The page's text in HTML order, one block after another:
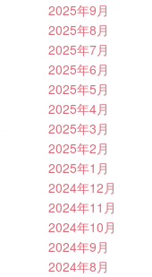
2025年9月
2025年8月
2025年7月
2025年6月
2025年5月
2025年4月
2025年3月
2025年2月
2025年1月
2024年12月
2024年11月
2024年10月
2024年9月
2024年8月